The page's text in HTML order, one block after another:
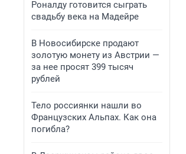
Роналду готовится сыграть
свадьбу века на Мадейре
В Новосибирске продают
золотую монету из Австрии —
за нее просят 399 тысяч
рублей
Тело россиянки нашли во
Французских Альпах. Как она
погибла?